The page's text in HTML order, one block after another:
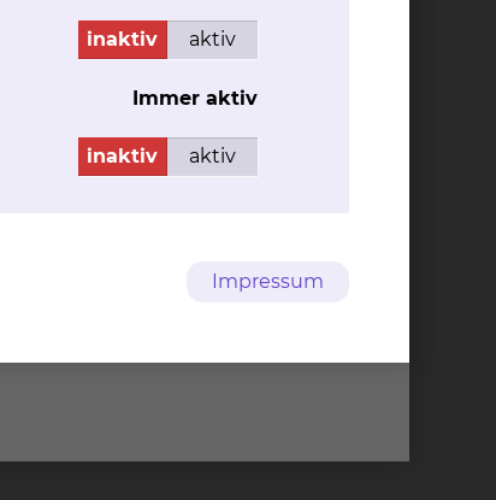
inaktiv aktiv
Immer aktiv
inaktiv aktiv
Impressum